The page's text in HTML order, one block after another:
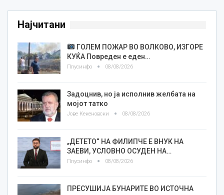
Најчитани
ГОЛЕМ ПОЖАР ВО ВОЛКОВО, ИЗГОРЕ
КУЌА Повреден е еден…
Плусинфо 08/08/2026
Задоцнив, но ја исполнив желбата на
мојот татко
Јове Кекеновски 08/08/2026
„ДЕТЕТО“ НА ФИЛИПЧЕ Е ВНУК НА
ЗАЕВИ, УСЛОВНО ОСУДЕН НА…
Плусинфо 08/08/2026
ПРЕСУШИЈА БУНАРИТЕ ВО ИСТОЧНА